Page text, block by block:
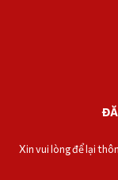
Xin vui lòng để lại